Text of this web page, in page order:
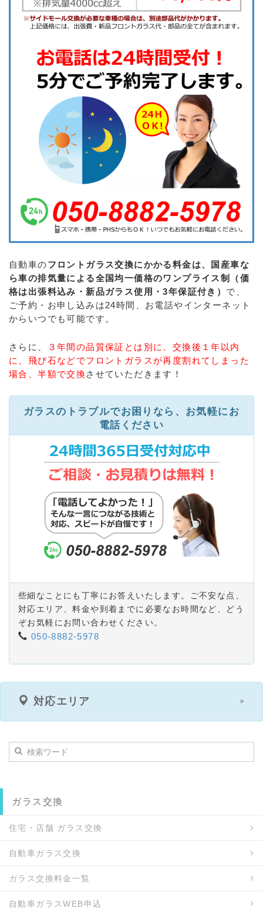
自動車のフロントガラス交換にかかる料金は、国産車な
ら車の排気量による全国均一価格のワンプライス制（価
格は出張料込み・新品ガラス使用・3年保証付き） で、
ご予約・お申し込みは24時間、お電話やインターネット
からいつでも可能です。
さらに、
３年間の品質保証とは別に、交換後１年以内
に、飛び石などでフロントガラスが再度割れてしまった
場合、半額で交換させていただきます！
ガラスのトラブルでお困りなら、お気軽にお
電話ください
些細なことにも丁寧にお答えいたします。ご不安な点、
対応エリア、料金や到着までに必要なお時間など、どう
ぞお気軽にお問い合わせください。
050-8882-5978
対応エリア
ガラス交換
住宅・店舗 ガラス交換
自動車ガラス交換
ガラス交換料金一覧
自動車ガラスWEB申込